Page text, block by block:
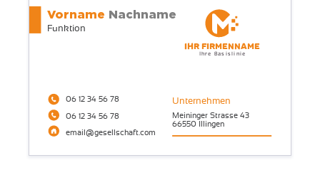
Meininger Strasse 43
66550 Illingen
Unternehmen
06 12 34 56 78
06 12 34 56 78
email@gesellschaft.com
Funktion
Vorname Nachname
Ihr Firmenname
Ihre Basislinie